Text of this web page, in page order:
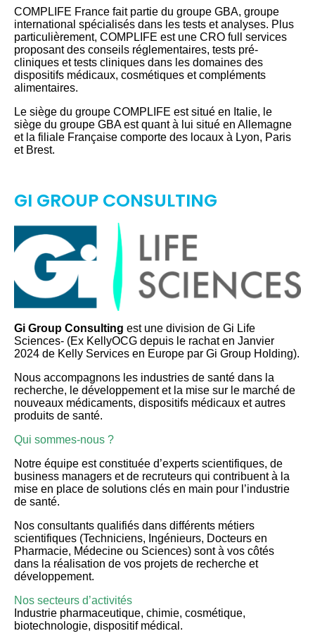
COMPLIFE France fait partie du groupe GBA, groupe
international spécialisés dans les tests et analyses. Plus
particulièrement, COMPLIFE est une CRO full services
proposant des conseils réglementaires, tests pré-
cliniques et tests cliniques dans les domaines des
dispositifs médicaux, cosmétiques et compléments
alimentaires.
Le siège du groupe COMPLIFE est situé en Italie, le
siège du groupe GBA est quant à lui situé en Allemagne
et la filiale Française comporte des locaux à Lyon, Paris
et Brest.
GI GROUP CONSULTING
Gi Group Consulting est une division de Gi Life
Sciences- (Ex KellyOCG depuis le rachat en Janvier
2024 de Kelly Services en Europe par Gi Group Holding).
Nous accompagnons les industries de santé dans la
recherche, le développement et la mise sur le marché de
nouveaux médicaments, dispositifs médicaux et autres
produits de santé.
Qui sommes-nous ?
Notre équipe est constituée d’experts scientifiques, de
business managers et de recruteurs qui contribuent à la
mise en place de solutions clés en main pour l’industrie
de santé.
Nos consultants qualifiés dans différents métiers
scientifiques (Techniciens, Ingénieurs, Docteurs en
Pharmacie, Médecine ou Sciences) sont à vos côtés
dans la réalisation de vos projets de recherche et
développement.
Nos secteurs d’activités
Industrie pharmaceutique, chimie, cosmétique,
biotechnologie, dispositif médical.